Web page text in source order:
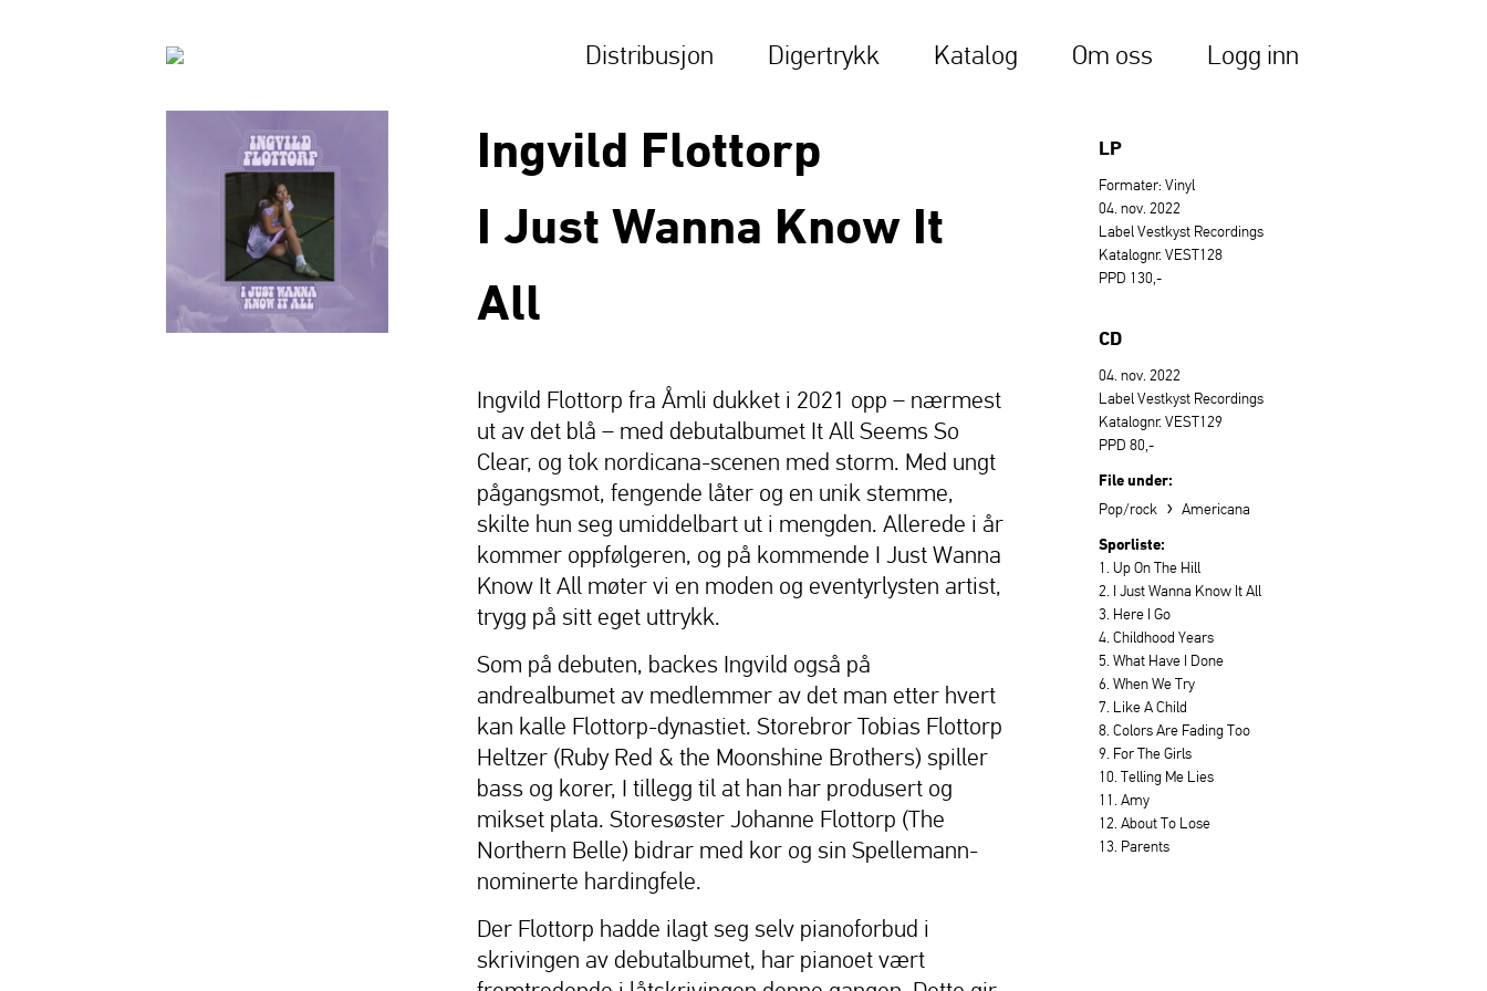
Distribusjon Digertrykk Katalog Om oss Logg inn
Ingvild Flottorp
I Just Wanna Know It
All
Ingvild Flottorp fra Åmli dukket i 2021 opp – nærmest
ut av det blå – med debutalbumet It All Seems So
Clear, og tok nordicana-scenen med storm. Med ungt
pågangsmot, fengende låter og en unik stemme,
skilte hun seg umiddelbart ut i mengden. Allerede i år
kommer oppfølgeren, og på kommende I Just Wanna
Know It All møter vi en moden og eventyrlysten artist,
trygg på sitt eget uttrykk.
Som på debuten, backes Ingvild også på
andrealbumet av medlemmer av det man etter hvert
kan kalle Flottorp-dynastiet. Storebror Tobias Flottorp
Heltzer (Ruby Red & the Moonshine Brothers) spiller
bass og korer, I tillegg til at han har produsert og
mikset plata. Storesøster Johanne Flottorp (The
Northern Belle) bidrar med kor og sin Spellemann-
nominerte hardingfele.
Der Flottorp hadde ilagt seg selv pianoforbud i
skrivingen av debutalbumet, har pianoet vært
LP
Formater: Vinyl
04. nov. 2022
Label Vestkyst Recordings
Katalognr. VEST128
PPD 130,-
CD
04. nov. 2022
Label Vestkyst Recordings
Katalognr. VEST129
PPD 80,-
File under:
Pop/rock › Americana
Sporliste:
1. Up On The Hill
2. I Just Wanna Know It All
3. Here I Go
4. Childhood Years
5. What Have I Done
6. When We Try
7. Like A Child
8. Colors Are Fading Too
9. For The Girls
10. Telling Me Lies
11. Amy
12. About To Lose
13. Parents